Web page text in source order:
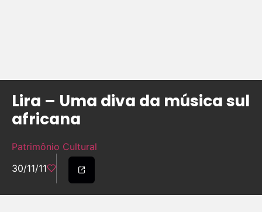
Lira – Uma diva da música sul
africana
Patrimônio Cultural
30/11/11